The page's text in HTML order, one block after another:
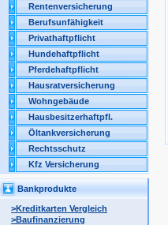
Rentenversicherung
Berufsunfähigkeit
Privathaftpflicht
Hundehaftpflicht
Pferdehaftpflicht
Hausratversicherung
Wohngebäude
Hausbesitzerhaftpfl.
Öltankversicherung
Rechtsschutz
Kfz Versicherung
Bankprodukte
>Kreditkarten Vergleich
>Baufinanzierung